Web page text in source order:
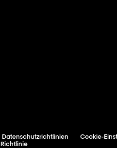
for a salon in this location,
Datenschutzrichtlinien
Cookie-